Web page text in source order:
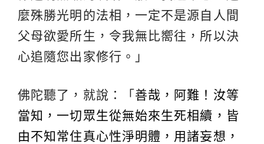
麼殊勝光明的法相，一定不是源自人間
父母欲愛所生，令我無比嚮往，所以決
心追隨您出家修行。」
佛陀聽了，就說：「 善哉，阿難！汝等
當知，一切眾生從無始來生死相續，皆
由不知常住真心性淨明體，用諸妄想，